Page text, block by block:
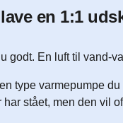
en 1:1
godt. En luft til vand-
type varmepumpe
har stået, men den vil